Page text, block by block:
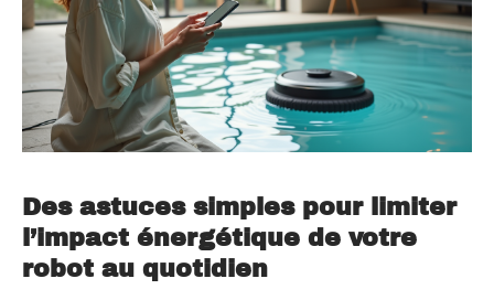
Des astuces simples pour limiter
l’impact énergétique de votre
robot au quotidien